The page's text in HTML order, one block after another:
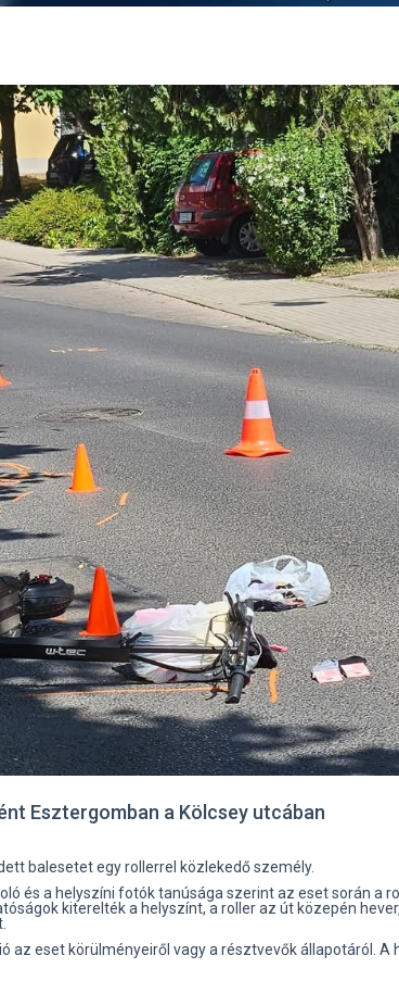
Esztergomban a Kölcsey utcában
balesetet egy rollerrel közlekedő személy.
és a helyszíni fotók tanúsága szerint az eset során a
kiterelték a helyszínt, a roller az út közepén
az eset körülményeiről vagy a résztvevők állapotáról. A